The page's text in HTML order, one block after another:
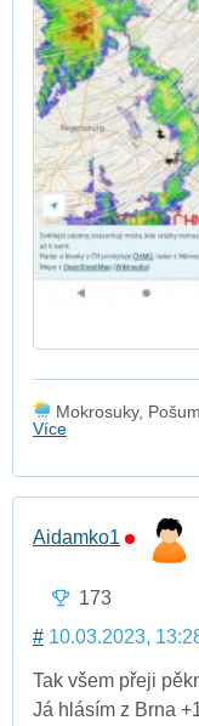
Mokrosuky,
Více
Aidamko1
173
# 10.03.2023,
Tak všem přeji
Já hlásím z Brna